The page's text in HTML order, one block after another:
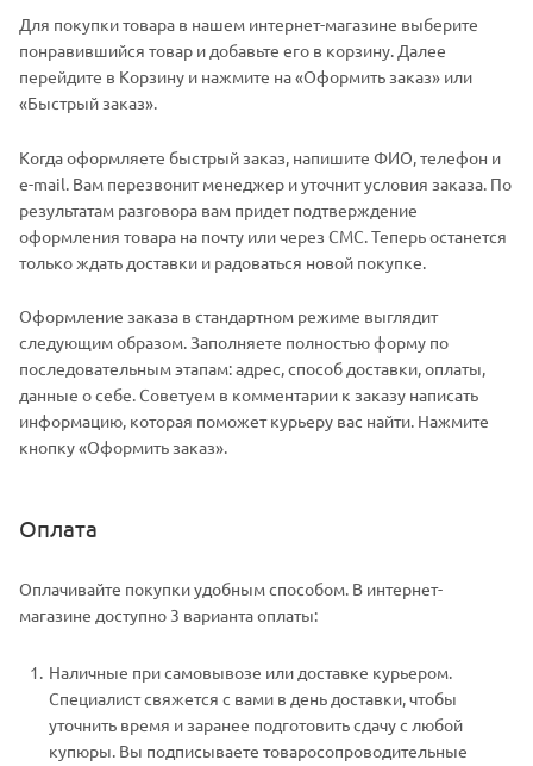
Для покупки товара в нашем интернет-магазине выберите
понравившийся товар и добавьте его в корзину. Далее
перейдите в Корзину и нажмите на «Оформить заказ» или
«Быстрый заказ».
Когда оформляете быстрый заказ, напишите ФИО, телефон и
e-mail. Вам перезвонит менеджер и уточнит условия заказа. По
результатам разговора вам придет подтверждение
оформления товара на почту или через СМС. Теперь останется
только ждать доставки и радоваться новой покупке.
Оформление заказа в стандартном режиме выглядит
следующим образом. Заполняете полностью форму по
последовательным этапам: адрес, способ доставки, оплаты,
данные о себе. Советуем в комментарии к заказу написать
информацию, которая поможет курьеру вас найти. Нажмите
кнопку «Оформить заказ».
Оплата
Оплачивайте покупки удобным способом. В интернет-
магазине доступно 3 варианта оплаты:
Наличные при самовывозе или доставке курьером.
Специалист свяжется с вами в день доставки, чтобы
уточнить время и заранее подготовить сдачу с любой
купюры. Вы подписываете товаросопроводительные